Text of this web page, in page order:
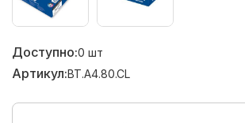
Доступно:0 шт
Артикул:BT.A4.80.CL